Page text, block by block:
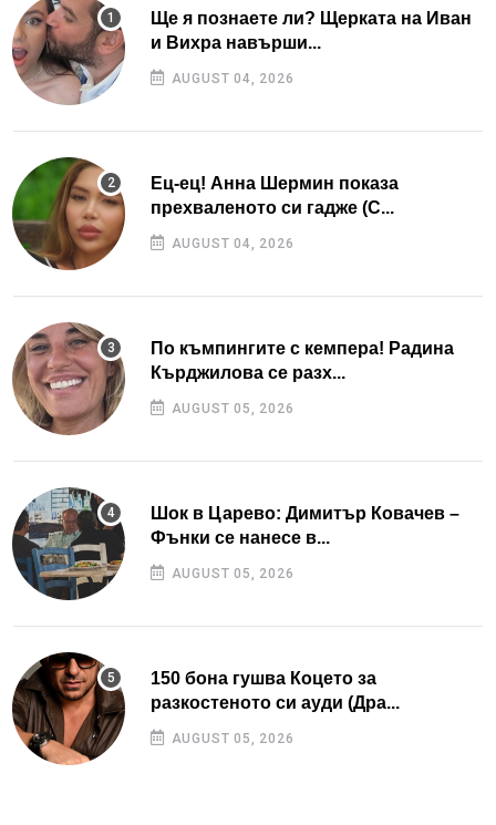
Ще я познаете ли? Щерката на Иван
и Вихра навърши...
AUGUST 04, 2026
Ец-ец! Анна Шермин показа
прехваленото си гадже (С...
AUGUST 04, 2026
По къмпингите с кемпера! Радина
Кърджилова се разх...
AUGUST 05, 2026
Шок в Царево: Димитър Ковачев –
Фънки се нанесе в...
AUGUST 05, 2026
150 бона гушва Коцето за
разкостеното си ауди (Дра...
AUGUST 05, 2026